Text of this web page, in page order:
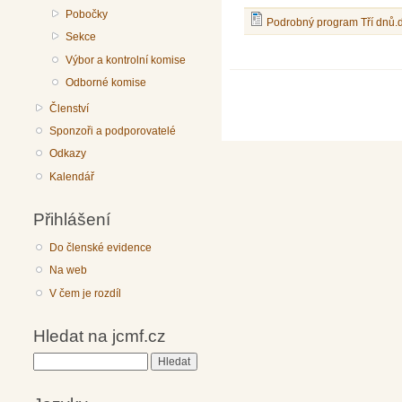
Pobočky
Sekce
Výbor a kontrolní komise
Odborné komise
Členství
Sponzoři a podporovatelé
Odkazy
Kalendář
Přihlášení
Do členské evidence
Na web
V čem je rozdíl
Hledat na jcmf.cz
Podrobný program Tří